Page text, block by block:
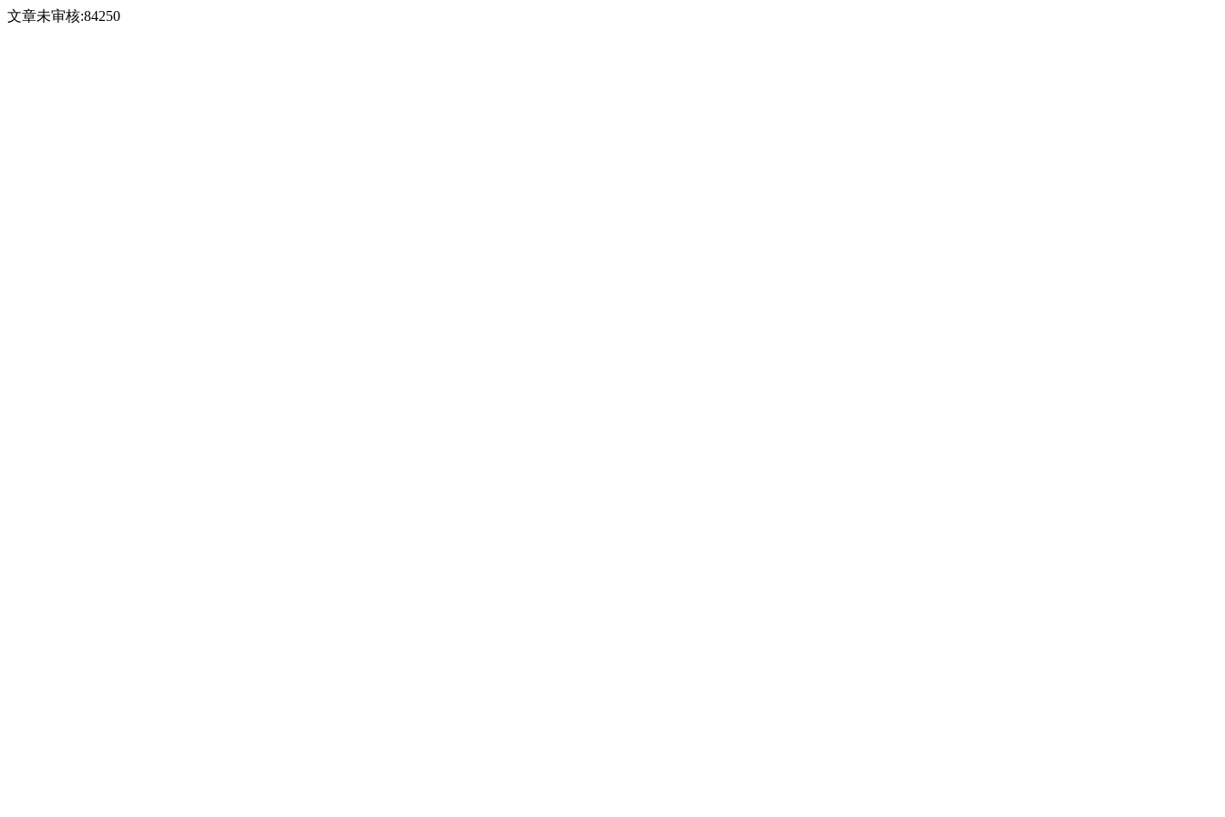
文章未审核:84250